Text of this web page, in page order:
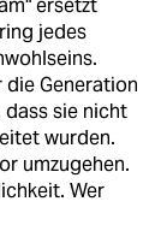
ersetzt
jedes
Generation
dass sie nicht
wurden.
umzugehen.
Wer